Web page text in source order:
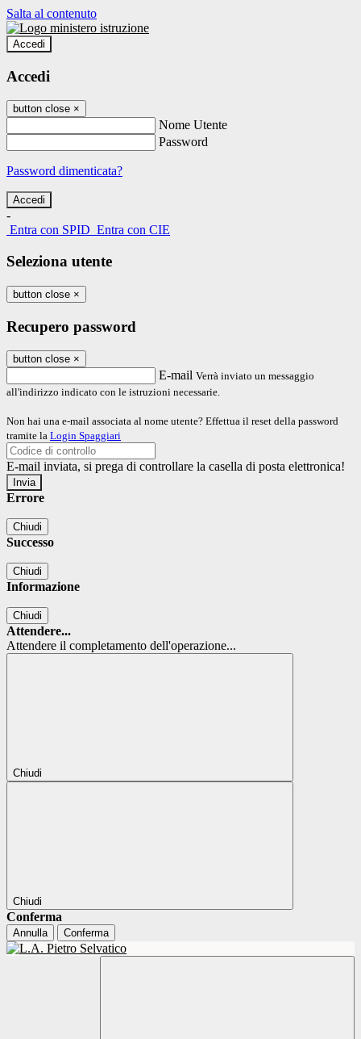
Salta al contenuto
Accedi
Accedi
button close ×
Nome Utente
Password
Password dimenticata?
-
Entra con SPID Entra con CIE
Seleziona utente
button close ×
Recupero password
button close ×
E-mail Verrà inviato un messaggio
all'indirizzo indicato con le istruzioni necessarie.
Non hai una e-mail associata al nome utente? Effettua il reset della password
tramite la Login Spaggiari
E-mail inviata, si prega di controllare la casella di posta elettronica!
Errore
Chiudi
Successo
Chiudi
Informazione
Chiudi
Attendere...
Attendere il completamento dell'operazione...
Chiudi
Chiudi
Conferma
Annulla Conferma